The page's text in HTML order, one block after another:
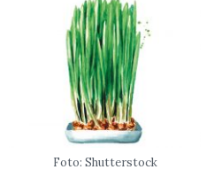
Foto: Shutterstock